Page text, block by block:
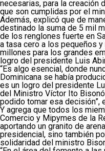
necesarias, para la creación
que son cumplidas por el
Además, explicó que de
destinado la suma de 5 mil
de los renglones fuerte en
a tasa cero a los pequeños
millones para los grandes
logro del presidente Luis
“Es algo esencial, donde
Dominicana se había
es un logro del presidente
del Ministro Víctor Ito
podido tomar esa decisión”,
Y agrega que todos los
Comercio y Mipymes de la
aportando un granito de
presidencial, sino también
solidaridad del ministro